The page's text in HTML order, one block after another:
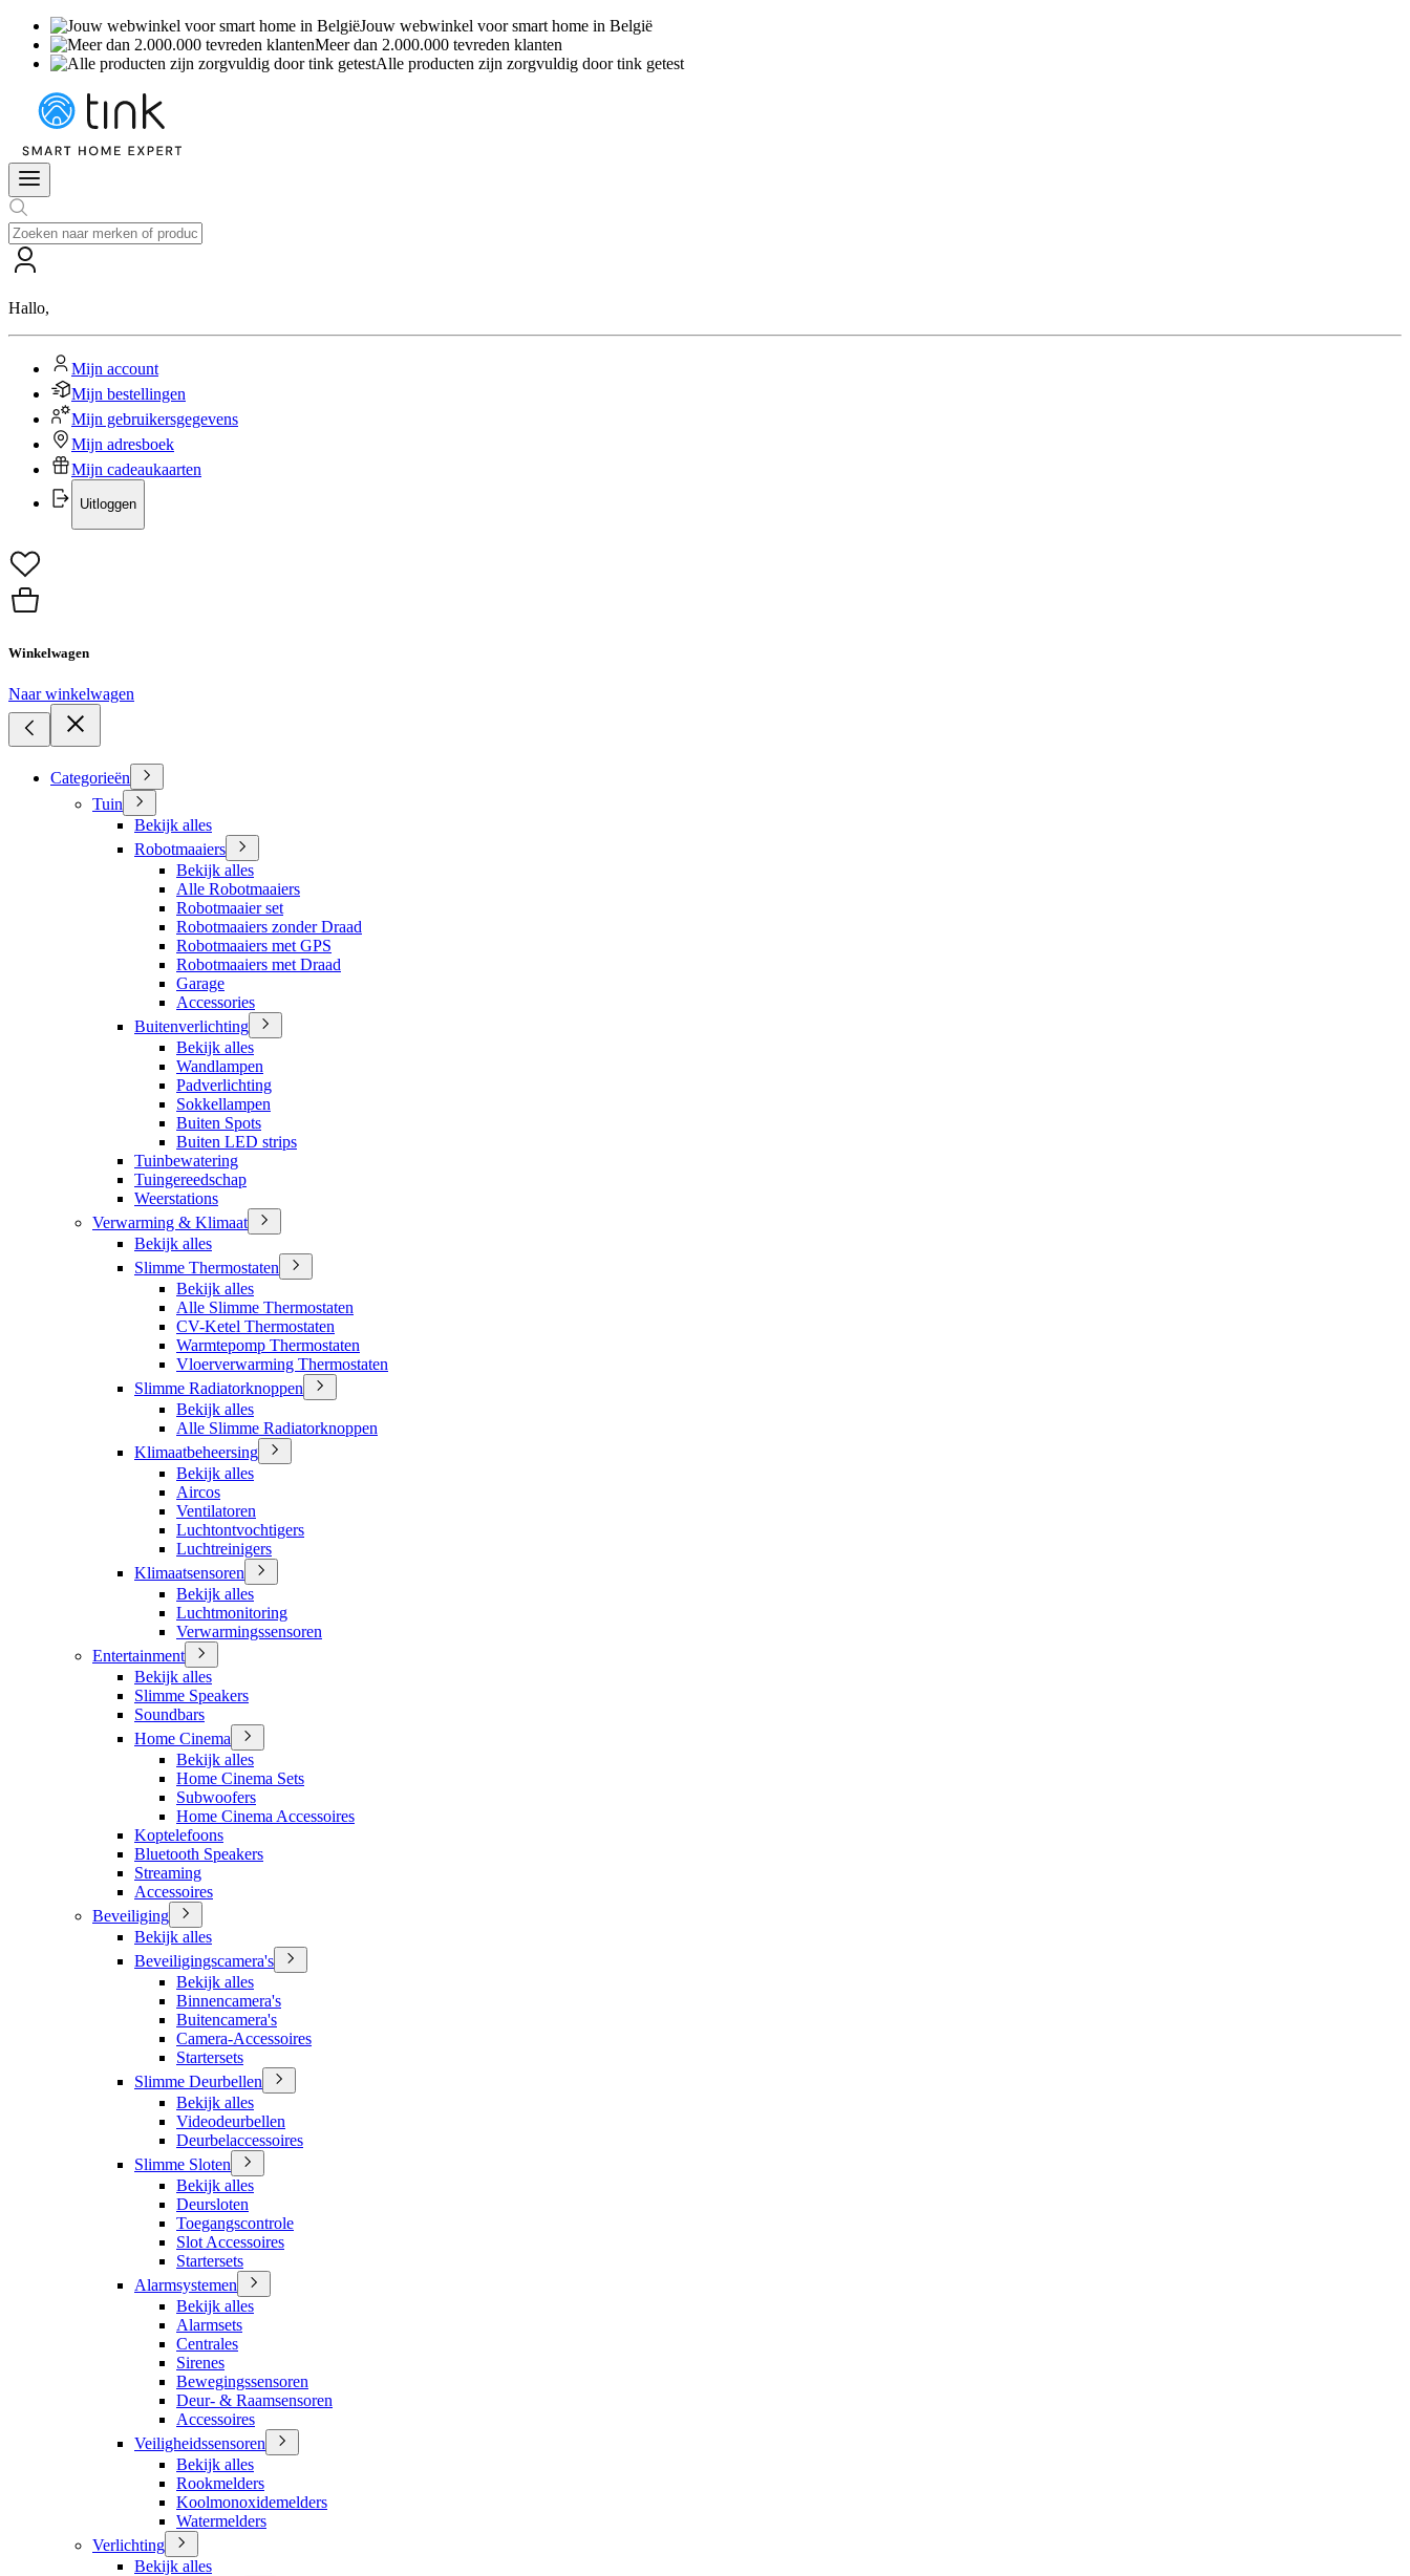
Jouw webwinkel voor smart home in België
Meer dan 2.000.000 tevreden klanten
Alle producten zijn zorgvuldig door tink getest
Hallo,
Mijn account
Mijn bestellingen
Mijn gebruikersgegevens
Mijn adresboek
Mijn cadeaukaarten
Uitloggen
Winkelwagen
Naar winkelwagen
Categorieën
Tuin
Bekijk alles
Robotmaaiers
Bekijk alles
Alle Robotmaaiers
Robotmaaier set
Robotmaaiers zonder Draad
Robotmaaiers met GPS
Robotmaaiers met Draad
Garage
Accessories
Buitenverlichting
Bekijk alles
Wandlampen
Padverlichting
Sokkellampen
Buiten Spots
Buiten LED strips
Tuinbewatering
Tuingereedschap
Weerstations
Verwarming & Klimaat
Bekijk alles
Slimme Thermostaten
Bekijk alles
Alle Slimme Thermostaten
CV-Ketel Thermostaten
Warmtepomp Thermostaten
Vloerverwarming Thermostaten
Slimme Radiatorknoppen
Bekijk alles
Alle Slimme Radiatorknoppen
Klimaatbeheersing
Bekijk alles
Aircos
Ventilatoren
Luchtontvochtigers
Luchtreinigers
Klimaatsensoren
Bekijk alles
Luchtmonitoring
Verwarmingssensoren
Entertainment
Bekijk alles
Slimme Speakers
Soundbars
Home Cinema
Bekijk alles
Home Cinema Sets
Subwoofers
Home Cinema Accessoires
Koptelefoons
Bluetooth Speakers
Streaming
Accessoires
Beveiliging
Bekijk alles
Beveiligingscamera's
Bekijk alles
Binnencamera's
Buitencamera's
Camera-Accessoires
Startersets
Slimme Deurbellen
Bekijk alles
Videodeurbellen
Deurbelaccessoires
Slimme Sloten
Bekijk alles
Deursloten
Toegangscontrole
Slot Accessoires
Startersets
Alarmsystemen
Bekijk alles
Alarmsets
Centrales
Sirenes
Bewegingssensoren
Deur- & Raamsensoren
Accessoires
Veiligheidssensoren
Bekijk alles
Rookmelders
Koolmonoxidemelders
Watermelders
Verlichting
Bekijk alles